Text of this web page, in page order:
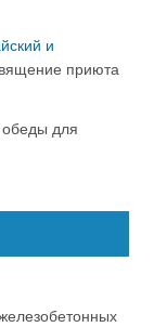
и
приюта
обеды для